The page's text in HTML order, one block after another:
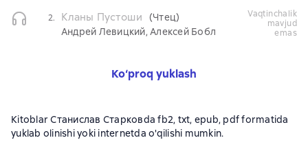
2. Кланы Пустоши
(Чтец)
Андрей Левицкий, Алексей Бобл
vaqtinchalik
mavjud
emas
Ko‘proq yuklash
Kitoblar Станислав Старковda fb2, txt, epub, pdf formatida
yuklab olinishi yoki internetda o'qilishi mumkin.